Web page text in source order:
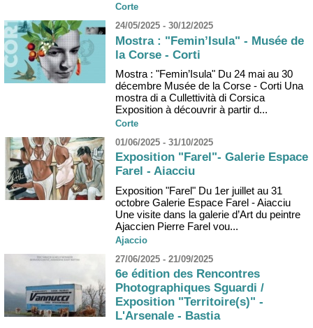
Corte
24/05/2025 - 30/12/2025
Mostra : "Femin’Isula" - Musée de
la Corse - Corti
Mostra : "Femin’Isula" Du 24 mai au 30
décembre Musée de la Corse - Corti Una
mostra di a Cullettività di Corsica
Exposition à découvrir à partir d...
Corte
01/06/2025 - 31/10/2025
Exposition "Farel"- Galerie Espace
Farel - Aiacciu
Exposition "Farel" Du 1er juillet au 31
octobre Galerie Espace Farel - Aiacciu
Une visite dans la galerie d’Art du peintre
Ajaccien Pierre Farel vou...
Ajaccio
27/06/2025 - 21/09/2025
6e édition des Rencontres
Photographiques Sguardi /
Exposition "Territoire(s)" -
L'Arsenale - Bastia